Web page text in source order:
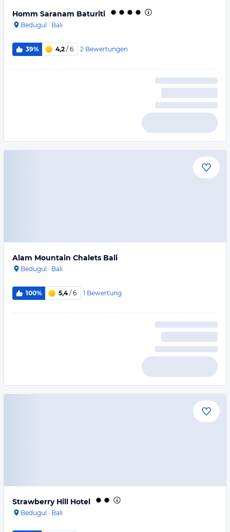
Homm Saranam Baturiti
Bedugul · Bali
39% 4,2 / 6 2 Bewertungen
Alam Mountain Chalets Bali
Bedugul · Bali
100% 5,4/ 6 1 Bewertung
Strawberry Hill Hotel
Bedugul · Bali